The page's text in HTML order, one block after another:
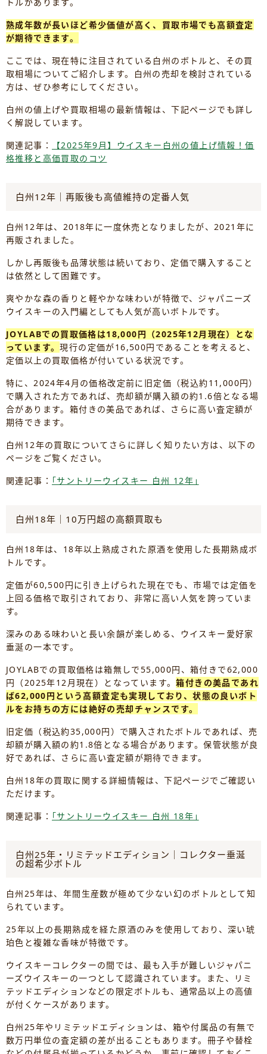
熟成年数が長いほど希少価値が高く、買取市場でも高額査定
が期待できます。
ここでは、現在特に注目されている白州のボトルと、その買
取相場についてご紹介します。白州の売却を検討されている
方は、ぜひ参考にしてください。
白州の値上げや買取相場の最新情報は、下記ページでも詳し
く解説しています。
関連記事：
【2025年9月】ウイスキー白州の値上げ情報！価
格推移と高価買取のコツ
白州12年｜再販後も高値維持の定番人気
白州12年は、2018年に一度休売となりましたが、2021年に
再販されました。
しかし再販後も品薄状態は続いており、定価で購入すること
は依然として困難です。
爽やかな森の香りと軽やかな味わいが特徴で、ジャパニーズ
ウイスキーの入門編としても人気が高いボトルです。
JOYLABでの買取価格は18,000円（2025年12月現在）とな
っています。現行の定価が16,500円であることを考えると、
定価以上の買取価格が付いている状況です。
特に、2024年4月の価格改定前に旧定価（税込約11,000円）
で購入された方であれば、売却額が購入額の約1.6倍となる場
合があります。箱付きの美品であれば、さらに高い査定額が
期待できます。
白州12年の買取についてさらに詳しく知りたい方は、以下の
ページをご覧ください。
関連記事： ｢サントリーウイスキー 白州 12年｣
白州18年｜10万円超の高額買取も
白州18年は、18年以上熟成された原酒を使用した長期熟成ボ
トルです。
定価が60,500円に引き上げられた現在でも、市場では定価を
上回る価格で取引されており、非常に高い人気を誇っていま
す。
深みのある味わいと長い余韻が楽しめる、ウイスキー愛好家
垂涎の一本です。
JOYLABでの買取価格は箱無しで55,000円、箱付きで62,000
円（2025年12月現在）となっています。箱付きの美品であれ
ば62,000円という高額査定も実現しており、状態の良いボト
ルをお持ちの方には絶好の売却チャンスです。
旧定価（税込約35,000円）で購入されたボトルであれば、売
却額が購入額の約1.8倍となる場合があります。保管状態が良
好であれば、さらに高い査定額が期待できます。
白州18年の買取に関する詳細情報は、下記ページでご確認い
ただけます。
関連記事： ｢サントリーウイスキー 白州 18年｣
白州25年・リミテッドエディション｜コレクター垂涎
の超希少ボトル
白州25年は、年間生産数が極めて少ない幻のボトルとして知
られています。
25年以上の長期熟成を経た原酒のみを使用しており、深い琥
珀色と複雑な香味が特徴です。
ウイスキーコレクターの間では、最も入手が難しいジャパニ
ーズウイスキーの一つとして認識されています。また、リミ
テッドエディションなどの限定ボトルも、通常品以上の高値
が付くケースがあります。
白州25年やリミテッドエディションは、箱や付属品の有無で
数万円単位の査定額の差が出ることもあります。冊子や替栓